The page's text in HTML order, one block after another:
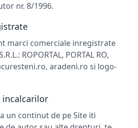
nr. 8/1996.
marci comerciale inregistrate
ROPORTAL, PORTAL RO,
aradeni.ro si logo-
incalcarilor
un continut de pe Site iti